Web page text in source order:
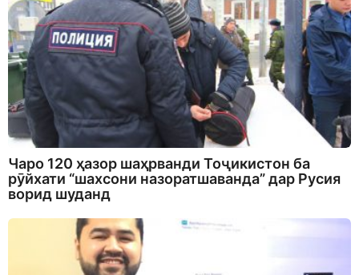
Чаро 120 ҳазор шаҳрванди Тоҷикистон ба
рӯйхати “шахсони назоратшаванда” дар Русия
ворид шуданд